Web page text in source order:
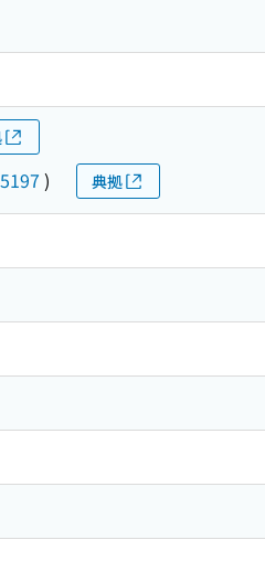
) 典拠